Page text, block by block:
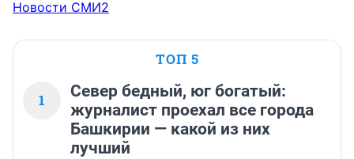
млрд рублей, уточняет СМИ.
Новости СМИ2
ТОП 5
1
Север бедный, юг богатый:
журналист проехал все города
Башкирии — какой из них
лучший